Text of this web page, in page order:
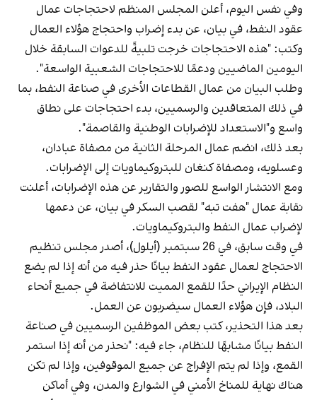
وفي نفس اليوم، أعلن المجلس المنظم لاحتجاجات عمال
عقود النفط، في بيان، عن بدء إضراب واحتجاج هؤلاء العمال
وكتب: "هذه الاحتجاجات خرجت تلبيةً للدعوات السابقة خلال
اليومين الماضيين ودعمًا للاحتجاجات الشعبية الواسعة".
وطلب البيان من عمال القطاعات الأخرى في صناعة النفط، بما
في ذلك المتعاقدين والرسميين، بدء احتجاجات على نطاق
واسع و"الاستعداد للإضرابات الوطنية والقاصمة".
بعد ذلك، انضم عمال المرحلة الثانية من مصفاة عبادان،
وعسلويه، ومصفاة كنغان للبتروكيماويات إلى الإضرابات.
ومع الانتشار الواسع للصور والتقارير عن هذه الإضرابات، أعلنت
نقابة عمال "هفت تبه" لقصب السكر في بيان، عن دعمها
لإضراب عمال النفط والبتروكيماويات.
في وقت سابق، في 26 سبتمبر (أيلول)، أصدر مجلس تنظيم
الاحتجاج لعمال عقود النفط بيانًا حذر فيه من أنه إذا لم يضع
النظام الإيراني حدًا للقمع المميت للانتفاضة في جميع أنحاء
البلاد، فإن هؤلاء العمال سيضربون عن العمل.
بعد هذا التحذير، كتب بعض الموظفين الرسميين في صناعة
النفط بيانًا مشابهًا للنظام، جاء فيه: "نحذر من أنه إذا استمر
القمع، وإذا لم يتم الإفراج عن جميع الموقوفين، وإذا لم تكن
هناك نهاية للمناخ الأمني في الشوارع والمدن، وفي أماكن